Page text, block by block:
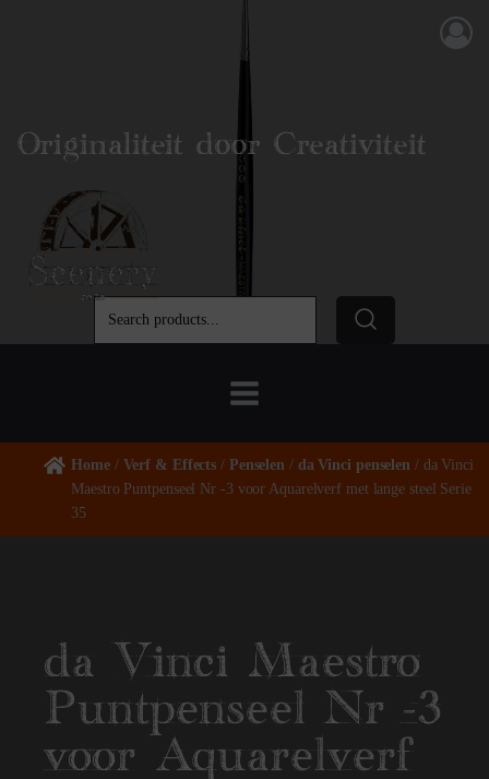
Originaliteit door Creativiteit
Home/ Verf & Effects / Penselen / da Vinci penselen / da Vinci
Maestro Puntpenseel Nr -3 voor Aquarelverf met lange steel Serie
35
da Vinci Maestro
Puntpenseel Nr -3
voor Aquarelverf